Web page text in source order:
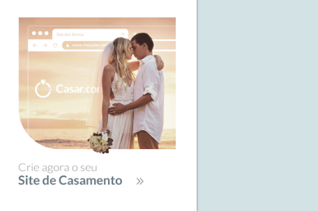
SIDEBAR